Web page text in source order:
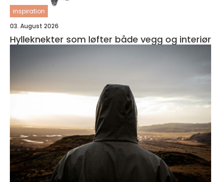
inspiration
03. August 2026
Hylleknekter som løfter både vegg og interiør